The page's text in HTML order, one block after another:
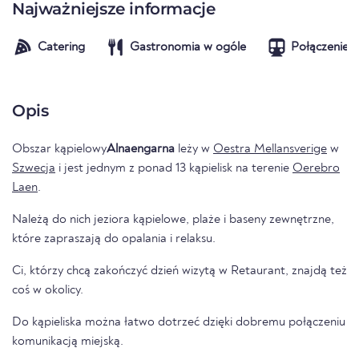
Najważniejsze informacje
Catering Gastronomia w ogóle Połączenie
Opis
Obszar kąpielowyAlnaengarna leży w Oestra Mellansverige w
Szwecja i jest jednym z ponad 13 kąpielisk na terenie Oerebro
Laen.
Należą do nich jeziora kąpielowe, plaże i baseny zewnętrzne,
które zapraszają do opalania i relaksu.
Ci, którzy chcą zakończyć dzień wizytą w Retaurant, znajdą też
coś w okolicy.
Do kąpieliska można łatwo dotrzeć dzięki dobremu połączeniu
komunikacją miejską.